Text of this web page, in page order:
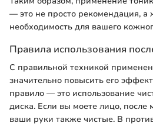
— это не просто рекомендация, а
необходимость для вашего
Правила использования
С правильной техникой
значительно повысить его
правило — это использование
диска. Если вы моете лицо, после
ваши руки также чистые. В